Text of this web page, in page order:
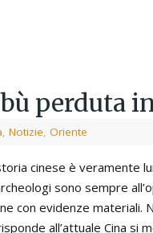
perduta
, Notizie, Oriente
cinese è veramente
sono sempre
con evidenze materiali.
all’attuale Cina si